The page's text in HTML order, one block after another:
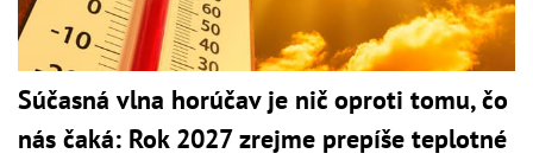
Súčasná vlna horúčav je nič oproti tomu, čo
nás čaká: Rok 2027 zrejme prepíše teplotné